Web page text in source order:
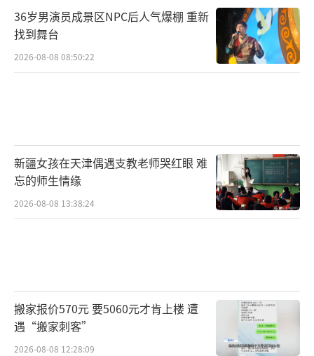
36岁男演员成景区NPC后人气爆棚 重新
找到舞台
2026-08-08 08:50:22
新疆女孩在天津偶遇支教老师哭红眼 难
忘的师生情缘
2026-08-08 13:38:24
搬家报价570元 要5060元才肯上楼 遭
遇“搬家刺客”
2026-08-08 12:28:09